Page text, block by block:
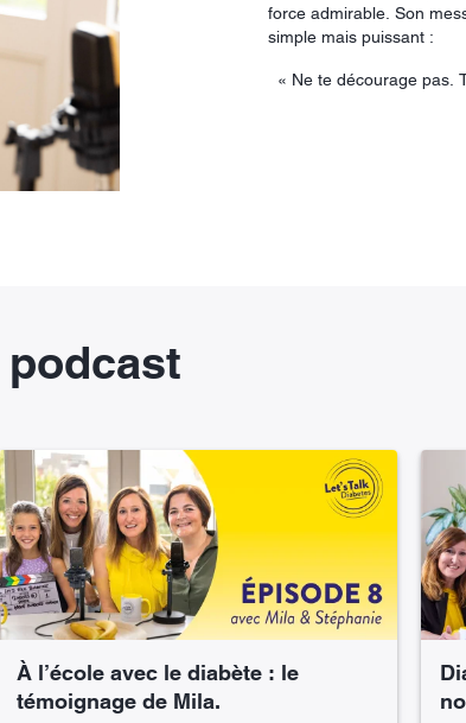
force admirable. Son
simple mais puissant :
« Ne te décourage pas.
À l’école avec le diabète : le
témoignage de Mila.